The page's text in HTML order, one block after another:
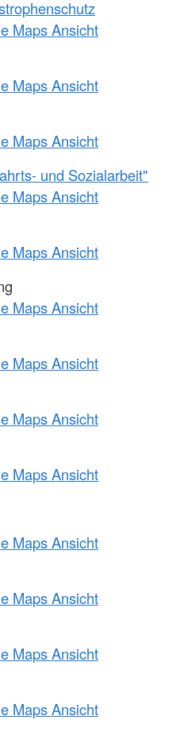
Maps Ansicht
Maps Ansicht
Maps Ansicht
und Sozialarbeit"
Maps Ansicht
Maps Ansicht
Maps Ansicht
Maps Ansicht
Maps Ansicht
Maps Ansicht
Maps Ansicht
Maps Ansicht
Maps Ansicht
Maps Ansicht